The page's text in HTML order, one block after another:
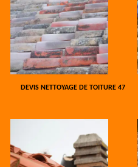
DEVIS NETTOYAGE DE TOITURE 47